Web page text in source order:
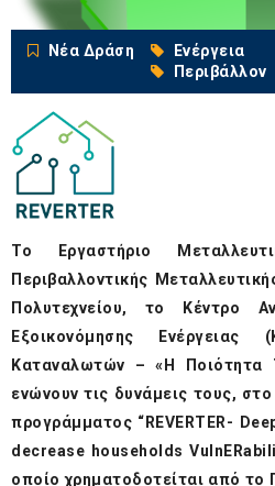
Νέα Δράση
Ενέργεια
Περιβάλλον
Το Εργαστήριο
Περιβαλλοντικής
Πολυτεχνείου, το Κέντρο
Εξοικονόμησης
Καταναλωτών – «Η Ποιότητα
ενώνουν τις δυνάμεις τους,
προγράμματος “REVERTER-
decrease households
οποίο χρηματοδοτείται από το